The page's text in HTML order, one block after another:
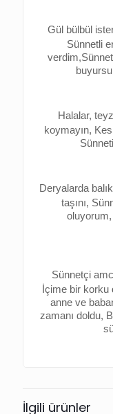
Gül bülbül
Sünnetli
verdim,
Halalar,
koymayın,
Deryalarda
taşını,
oluyorum,
anne ve
zamanı doldu,
İlgili ürünler